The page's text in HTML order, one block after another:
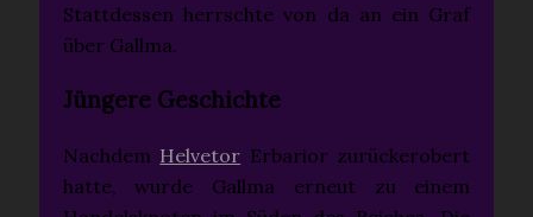
Stattdessen herrschte von da an ein Graf
über Gallma.
Jüngere Geschichte
Nachdem Helvetor Erbarior zurückerobert
hatte, wurde Gallma erneut zu einem